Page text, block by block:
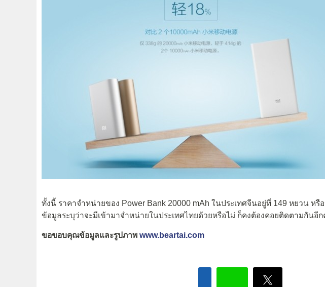
ทั้งนี้ ราคาจำหน่ายของ Power Bank 20000 mAh ในประเทศจีนอยู่ที่ 149 หยวน หรื
ข้อมูลระบุว่าจะมีเข้ามาจำหน่ายในประเทศไทยด้วยหรือไม่ ก็คงต้องคอยติดตามกันอีก
ขอขอบคุณข้อมูลและรูปภาพ www.beartai.com